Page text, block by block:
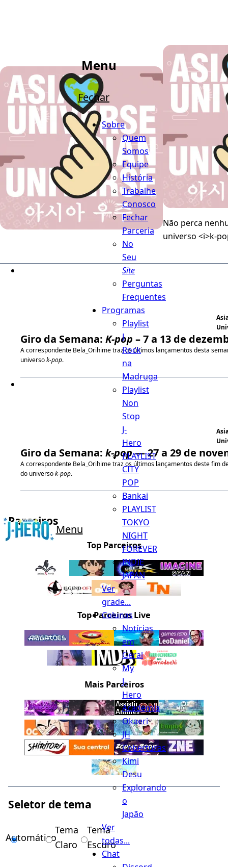
Menu
Menu
Fechar
Sobre
Quem
Somos
Equipe
História
Trabalhe
Conosco
Fechar
Parceria
No
Seu
Site
Perguntas
Frequentes
Programas
Playlist
J
Rock
na
Madruga
Playlist
Non
Stop
J-
Hero
PLAYLIST
CITY
POP
Bankai
PLAYLIST
TOKYO
NIGHT
FOREVER
INDIE
JAPAN
Ver
grade...
Colunas
Notícias
em
Geral
My
J-
Hero
Academia
Okaeri
JH
Coberturas
Kimi
Desu
Explorando
o
Japão
Ver
todas...
Chat
Não perca
universo <i>k-
Giro da Semana: K-pop – 7 a 13 de
A correspondente Bela_Orihime traz os últimos lançamentos desta
universok-pop.
Giro da Semana: k-pop— 27 a 29 de
A correspondente Bela_Orihime traz os últimos lançamentos deste fim
do universok-pop.
Parceiros
Top Parceiros
Top Parceiros Live
Mais Parceiros
Seletor de tema
Automático
Tema
Claro
Tema
Escuro